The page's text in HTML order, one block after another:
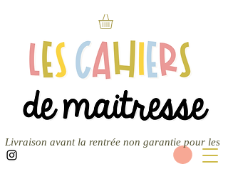
Livraison avant la rentrée non garantie pour les